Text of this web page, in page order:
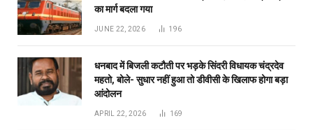
का मार्ग बदला गया
JUNE 22, 2026 196
धनबाद में बिजली कटौती पर भड़के सिंदरी विधायक चंद्रदेव
महतो, बोले- सुधार नहीं हुआ तो डीवीसी के खिलाफ होगा बड़ा
आंदोलन
APRIL 22, 2026 169